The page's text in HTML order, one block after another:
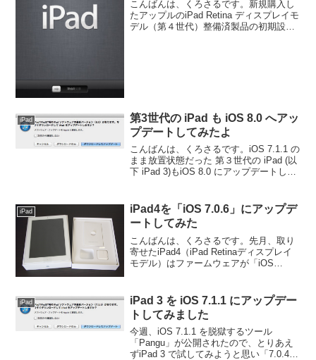
こんばんは、くろさるです。新規購入し
たアップルのiPad Retina ディスプレイモ
デル（第４世代）整備済製品の初期設定
iPad
第3世代の iPad も iOS 8.0 へアッ
プデートしてみたよ
こんばんは、くろさるです。iOS 7.1.1 の
まま放置状態だった 第３世代の iPad (以
下 iPad 3)もiOS 8.0 にアップデートして
iPad
iPad4を「iOS 7.0.6」にアップデ
ートしてみた
こんばんは、くろさるです。先月、取り
寄せたiPad4（iPad Retinaディスプレイ
モデル）はファームウェアが「iOS
トしてみました。
iPad
iPad 3 を iOS 7.1.1 にアップデー
トしてみました
今週、iOS 7.1.1 を脱獄するツール
「Pangu」が公開されたので、とりあえ
ずiPad 3 で試してみようと思い「7.0.4」